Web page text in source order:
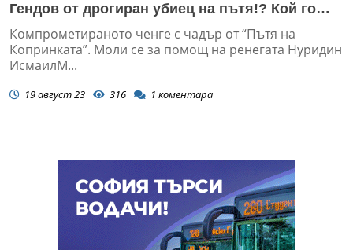
Гендов от дрогиран убиец на пътя!? Кой го
пази от уволнение?
Компрометираното ченге с чадър от “Пътя на
Копринката”. Моли се за помощ на ренегата Нуридин
ИсмаилМ...
19 август 23 316 1 коментара